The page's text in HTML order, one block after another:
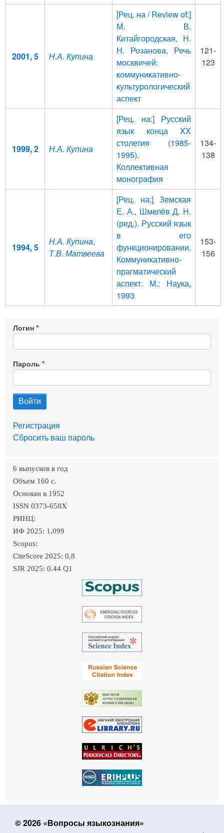
2001, 5 Н.А. Купина
[Рец. на / Review of:]
М. В.
Китайгородская, Н.
Н. Розанова. Речь
москвичей:
коммуникативно-
культурологический
аспект
121-
123
1999, 2 Н.А. Купина
[Рец. на:] Русский
язык конца XX
столетия (1985-
1995).
Коллективная
монография
134-
138
1994, 5
Н.А. Купина,
Т.В. Матвеева
[Рец. на:] Земская
Е. А., Шмелёв Д. Н.
(ред.). Русский язык
в его
функционировании.
Коммуникативно-
прагматический
аспект. М.: Наука,
1993
153-
156
Логин
Пароль
Регистрация
Сбросить ваш пароль
6 выпусков в год
Объем 160 c.
Основан в 1952
ISSN 0373-658X
РИНЦ:
ИФ 2025: 1,099
Scopus:
CiteScore 2025: 0,8
SJR 2025: 0.44 Q1
© 2026 «Вопросы языкознания»